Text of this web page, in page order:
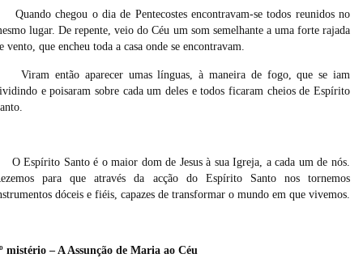
Quando chegou o dia de Pentecostes encontravam-se todos reunidos no
lugar. De repente, veio do Céu um som semelhante a uma forte rajada
vento, que encheu toda a casa onde se encontravam.
Viram então aparecer umas línguas, à maneira de fogo, que se iam
e poisaram sobre cada um deles e todos ficaram cheios de Espírito
O Espírito Santo é o maior dom de Jesus à sua Igreja, a cada um de nós.
para que através da acção do Espírito Santo nos tornemos
dóceis e fiéis, capazes de transformar o mundo em que vivemos.
mistério – A Assunção de Maria ao Céu